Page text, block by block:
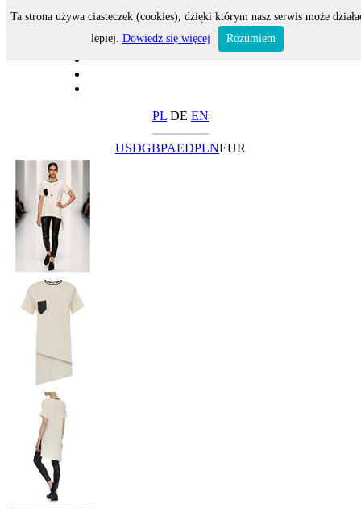
PL DE EN
USDGBPAEDPLNEUR
Ta strona używa ciasteczek (cookies), dzięki którym nasz serwis może
lepiej. Dowiedz się więcej Rozumiem